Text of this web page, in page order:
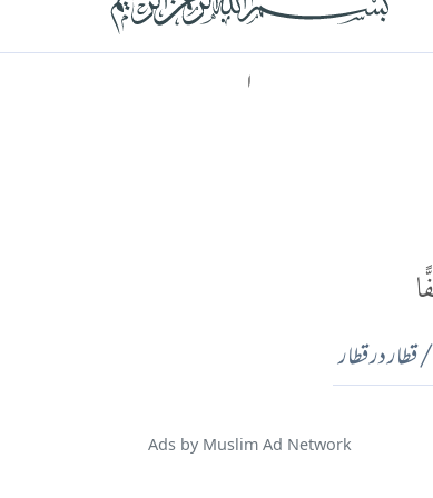
۱
در قطار
Ads by Muslim Ad Network